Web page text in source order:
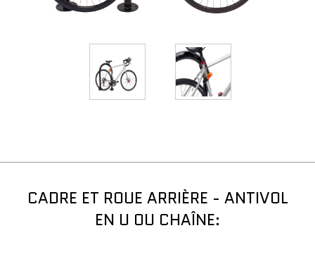
CADRE ET ROUE ARRIÈRE - ANTIVOL
EN U OU CHAÎNE: